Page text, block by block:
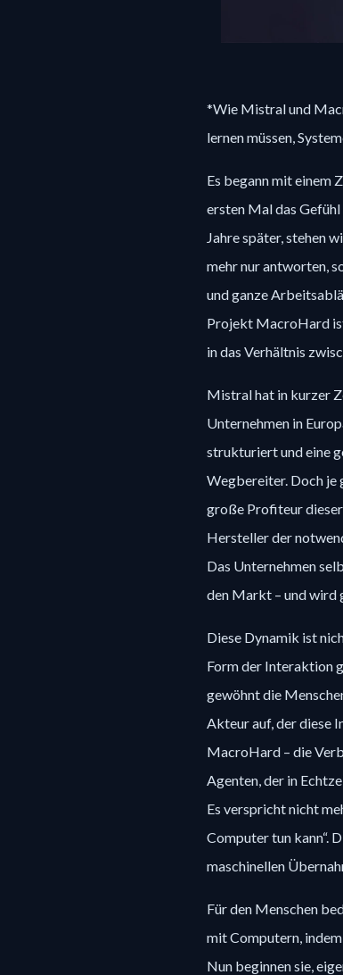
*Wie Mistral und
lernen müssen,
Es begann mit einem
ersten Mal das
Jahre später, stehen
mehr nur antworten,
und ganze
Projekt MacroHard
in das Verhältnis
Mistral hat in kurzer
Unternehmen in
strukturiert und eine
Wegbereiter. Doch je
große Profiteur
Hersteller der
Das Unternehmen
den Markt – und wird
Diese Dynamik ist
Form der Interaktion
gewöhnt die
Akteur auf, der diese
MacroHard – die
Agenten, der in
Es verspricht nicht
Computer tun kann“.
maschinellen
Für den Menschen
mit Computern,
Nun beginnen sie,